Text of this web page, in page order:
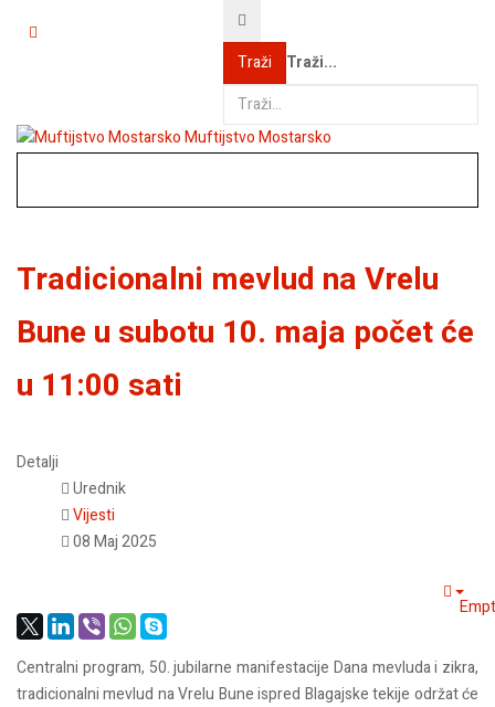
Traži Traži...
Muftijstvo Mostarsko
Tradicionalni mevlud na Vrelu
Bune u subotu 10. maja počet će
u 11:00 sati
Detalji
Urednik
Vijesti
08 Maj 2025
Centralni program, 50. jubilarne manifestacije Dana mevluda i zikra,
tradicionalni mevlud na Vrelu Bune ispred Blagajske tekije održat će